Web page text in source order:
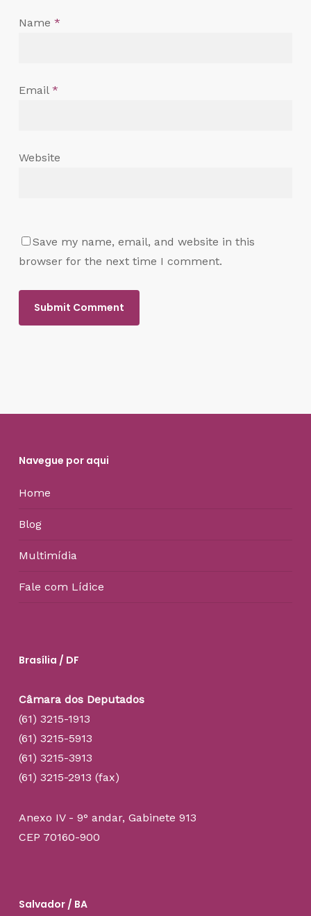
Name *
Email *
Website
Save my name, email, and website in this
browser for the next time I comment.
Navegue por aqui
Home
Blog
Multimídia
Fale com Lídice
Brasília / DF
Câmara dos Deputados
(61) 3215-1913
(61) 3215-5913
(61) 3215-3913
(61) 3215-2913 (fax)
Anexo IV - 9° andar, Gabinete 913
CEP 70160-900
Salvador / BA